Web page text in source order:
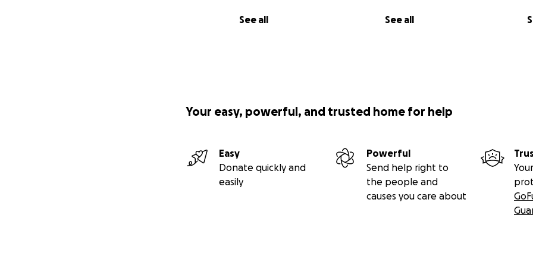
See all See all
Your easy, powerful, and trusted home for help
Easy
Donate quickly and
easily
Powerful
Send help right to
the people and
causes you care about